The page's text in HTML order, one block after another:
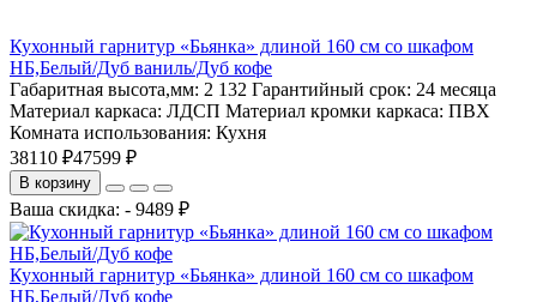
Кухонный гарнитур «Бьянка» длиной 160 см со шкафом
НБ,Белый/Дуб ваниль/Дуб кофе
Габаритная высота,мм: 2 132 Гарантийный срок: 24 месяца
Материал каркаса: ЛДСП Материал кромки каркаса: ПВХ
Комната использования: Кухня
38110 ₽47599 ₽
В корзину
Ваша скидка: - 9489 ₽
Кухонный гарнитур «Бьянка» длиной 160 см со шкафом
НБ,Белый/Дуб кофе